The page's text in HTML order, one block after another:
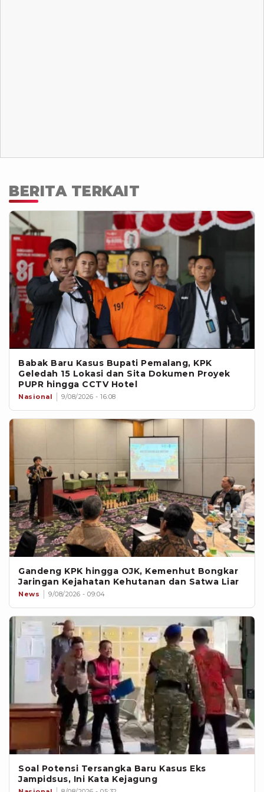
BERITA TERKAIT
Babak Baru Kasus Bupati Pemalang, KPK
Geledah 15 Lokasi dan Sita Dokumen Proyek
PUPR hingga CCTV Hotel
Nasional 9/08/2026 - 16:08
Gandeng KPK hingga OJK, Kemenhut Bongkar
Jaringan Kejahatan Kehutanan dan Satwa Liar
News 9/08/2026 - 09:04
Soal Potensi Tersangka Baru Kasus Eks
Jampidsus, Ini Kata Kejagung